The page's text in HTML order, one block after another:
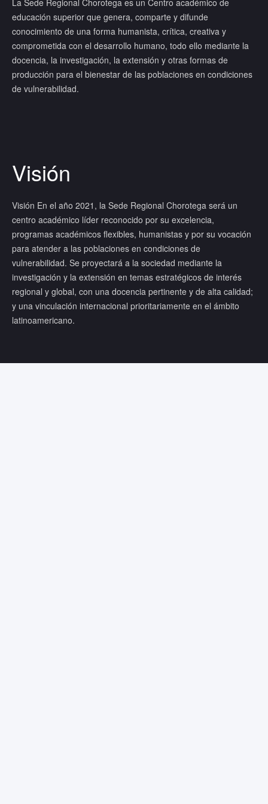
educación superior que genera, comparte y difunde
conocimiento de una forma humanista, crítica, creativa y
comprometida con el desarrollo humano, todo ello mediante la
docencia, la investigación, la extensión y otras formas de
producción para el bienestar de las poblaciones en condiciones
de vulnerabilidad.
Visión
Visión En el año 2021, la Sede Regional Chorotega será un
centro académico líder reconocido por su excelencia,
programas académicos flexibles, humanistas y por su vocación
para atender a las poblaciones en condiciones de
vulnerabilidad. Se proyectará a la sociedad mediante la
investigación y la extensión en temas estratégicos de interés
regional y global, con una docencia pertinente y de alta calidad;
y una vinculación internacional prioritariamente en el ámbito
latinoamericano.